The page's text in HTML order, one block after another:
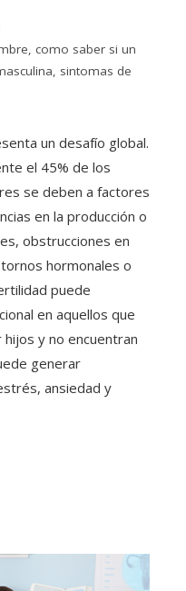
, como saber si un
, sintomas de
un desafío global.
el 45% de los
se deben a factores
en la producción o
obstrucciones en
hormonales o
puede
en aquellos que
y no encuentran
generar
ansiedad y